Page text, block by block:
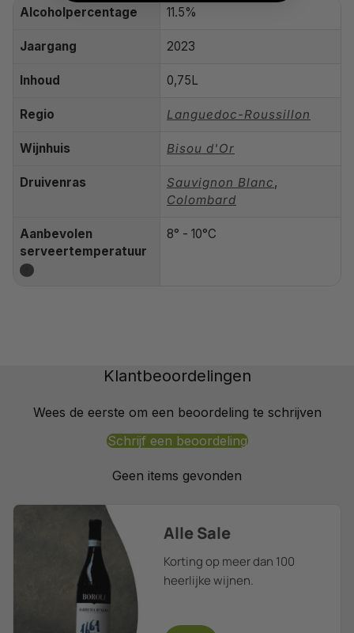
Alcoholpercentage 11.5%
Jaargang 2023
Inhoud 0,75L
Regio Languedoc-Roussillon
Wijnhuis Bisou d'Or
Druivenras Sauvignon Blanc,
Colombard
Aanbevolen
serveertemperatuur
8° - 10°C
Klantbeoordelingen
Wees de eerste om een beoordeling te schrijven
Schrijf een beoordeling
Geen items gevonden
Alle Sale
Korting op meer dan 100
heerlijke wijnen.